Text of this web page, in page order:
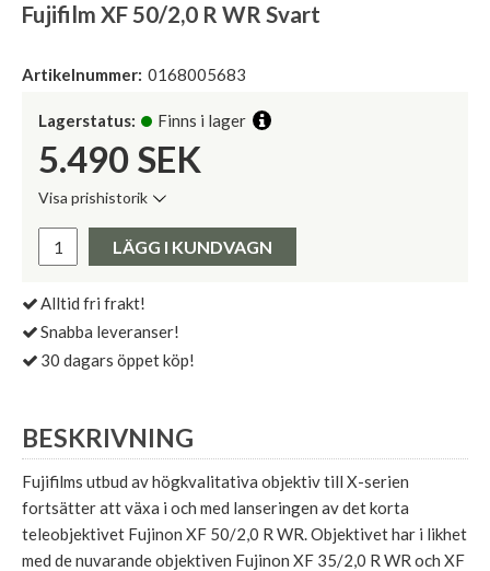
Fujifilm XF 50/2,0 R WR Svart
Artikelnummer: 0168005683
Lagerstatus: Finns i lager
5.490 SEK
Visa prishistorik
Pris:
LÄGG I KUNDVAGN
Alltid fri frakt!
Snabba leveranser!
30 dagars öppet köp!
BESKRIVNING
Fujifilms utbud av högkvalitativa objektiv till X-serien
fortsätter att växa i och med lanseringen av det korta
teleobjektivet Fujinon XF 50/2,0 R WR. Objektivet har i likhet
med de nuvarande objektiven Fujinon XF 35/2,0 R WR och XF